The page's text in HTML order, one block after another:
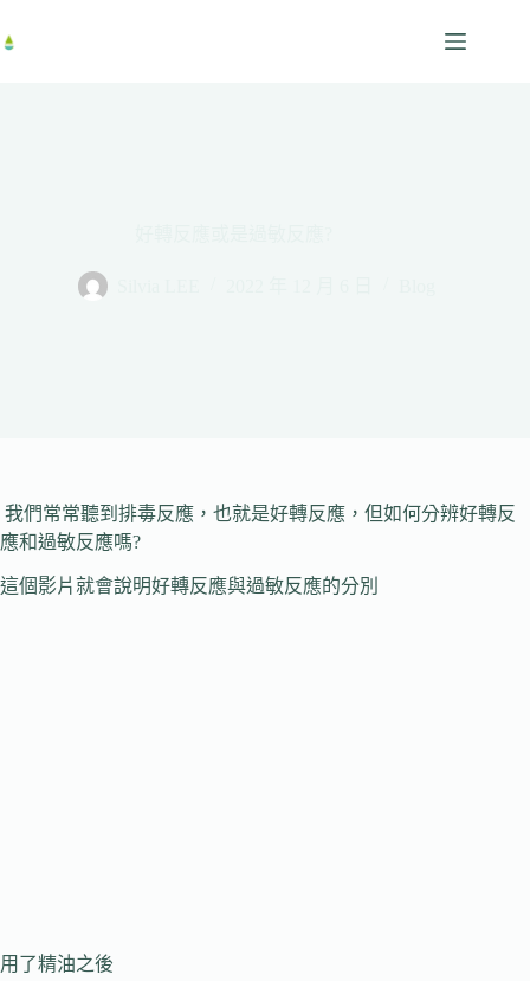
至
我們常常聽到排毒反應，也就是好轉反應，但如何分辨好轉反
應和過敏反應嗎?
這個影片就會說明好轉反應與過敏反應的分別
用了精油之後